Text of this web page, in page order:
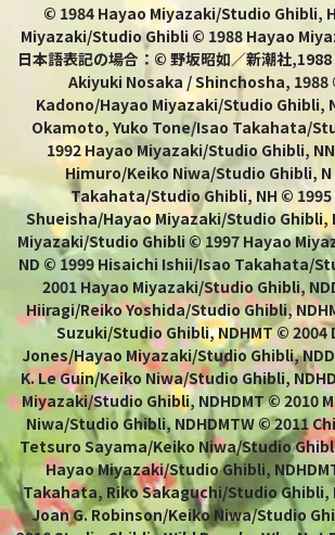
© 1984 Hayao Miyazaki/Studio Ghibli,
Miyazaki/Studio Ghibli © 1988 Hayao
日本語表記の場合：© 野坂昭如／新潮社
Akiyuki Nosaka / Shinchosha, 1988
Kadono/Hayao Miyazaki/Studio Ghibli,
Okamoto, Yuko Tone/Isao Takahata/
1992 Hayao Miyazaki/Studio Ghibli,
Himuro/Keiko Niwa/Studio Ghibli, N
Takahata/Studio Ghibli, NH ©
Shueisha/Hayao Miyazaki/Studio Ghibli,
Miyazaki/Studio Ghibli © 1997 Hayao
ND © 1999 Hisaichi Ishii/Isao Takahata/
2001 Hayao Miyazaki/Studio Ghibli,
Hiiragi/Reiko Yoshida/Studio Ghibli,
Suzuki/Studio Ghibli, NDHMT © 2004
Jones/Hayao Miyazaki/Studio Ghibli,
K. Le Guin/Keiko Niwa/Studio Ghibli,
Miyazaki/Studio Ghibli, NDHDMT © 2010
Niwa/Studio Ghibli, NDHDMTW © 2011
Tetsuro Sayama/Keiko Niwa/Studio
Hayao Miyazaki/Studio Ghibli,
Takahata, Riko Sakaguchi/Studio Ghibli,
Joan G. Robinson/Keiko Niwa/Studio